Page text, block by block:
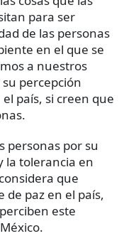
para ser
de las personas
en el que se
a nuestros
percepción
país, si creen que
personas por su
la tolerancia en
que
paz en el país,
este